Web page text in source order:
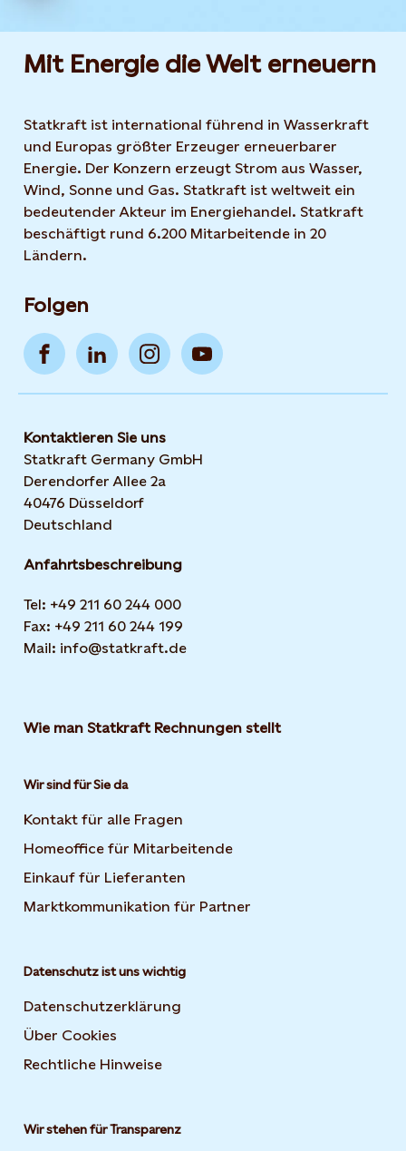
Mit Energie die Welt erneuern
Statkraft ist international führend in Wasserkraft
und Europas größter Erzeuger erneuerbarer
Energie. Der Konzern erzeugt Strom aus Wasser,
Wind, Sonne und Gas. Statkraft ist weltweit ein
bedeutender Akteur im Energiehandel. Statkraft
beschäftigt rund 6.200 Mitarbeitende in 20
Ländern.
Folgen
Kontaktieren Sie uns
Statkraft Germany GmbH
Derendorfer Allee 2a
40476 Düsseldorf
Deutschland
Anfahrtsbeschreibung
Tel: +49 211 60 244 000
Fax: +49 211 60 244 199
Mail: info@statkraft.de
Wie man Statkraft Rechnungen stellt
Wir sind für Sie da
Kontakt für alle Fragen
Homeoffice für Mitarbeitende
Einkauf für Lieferanten
Marktkommunikation für Partner
Datenschutz ist uns wichtig
Datenschutzerklärung
Über Cookies
Rechtliche Hinweise
Wir stehen für Transparenz